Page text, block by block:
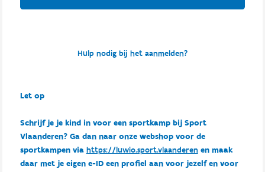
Hulp nodig bij het aanmelden?
Let op
Schrijf je je kind in voor een sportkamp bij Sport
Vlaanderen? Ga dan naar onze webshop voor de
sportkampen via https://luwio.sport.vlaanderenen maak
daar met je eigen e-ID een profiel aan voor jezelf en voor